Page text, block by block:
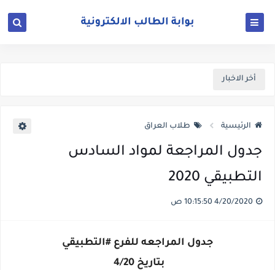
أخر الاخبار
الرئيسية طلاب العراق
جدول المراجعة لمواد السادس
التطبيقي 2020
جدول المراجعه للفرع #التطبيقي
بتاريخ 4/20